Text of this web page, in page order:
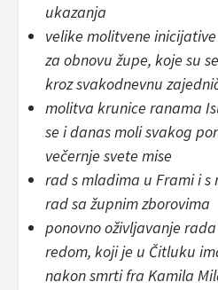
ukazanja
velike molitvene
za obnovu župe, koje su
kroz svakodnevnu
molitva krunice ranama
se i danas moli svakog
večernje svete mise
rad s mladima u Frami i
rad sa župnim zborovima
ponovno oživljavanje
redom, koji je u Čitluku
nakon smrti fra Kamila